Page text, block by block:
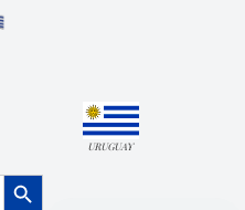
URUGUAY
Botón de búsqueda